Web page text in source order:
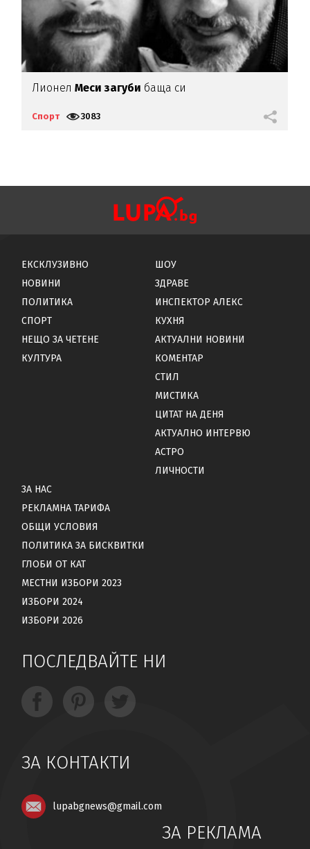
Лионел Меси загуби баща си
Спорт 3083
ЕКСКЛУЗИВНО
НОВИНИ
ПОЛИТИКА
СПОРТ
НЕЩО ЗА ЧЕТЕНЕ
КУЛТУРА
ШОУ
ЗДРАВЕ
ИНСПЕКТОР АЛЕКС
КУХНЯ
АКТУАЛНИ НОВИНИ
КОМЕНТАР
СТИЛ
МИСТИКА
ЦИТАТ НА ДЕНЯ
АКТУАЛНО ИНТЕРВЮ
АСТРО
ЛИЧНОСТИ
ЗА НАС
РЕКЛАМНА ТАРИФА
ОБЩИ УСЛОВИЯ
ПОЛИТИКА ЗА БИСКВИТКИ
ГЛОБИ ОТ КАТ
МЕСТНИ ИЗБОРИ 2023
ИЗБОРИ 2024
ИЗБОРИ 2026
ПОСЛЕДВАЙТЕ НИ
ЗА КОНТАКТИ
lupabgnews@gmail.com
ЗА РЕКЛАМА